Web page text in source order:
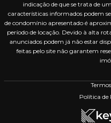
indicação de que se trata de
características informados podem
de condomínio apresentado é
período de locação. Devido à alta
anunciados podem já não estar
feitas pelo site não garantem
Política de